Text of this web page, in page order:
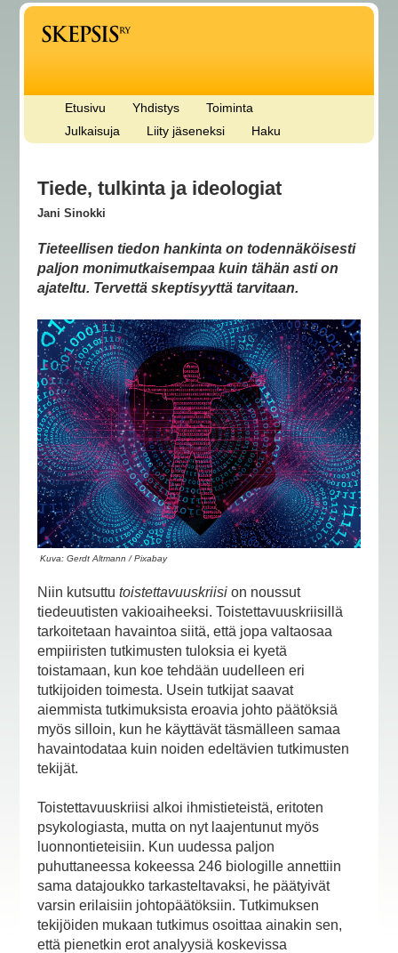
Etusivu Yhdistys
Toiminta
Julkaisuja
Liity jäseneksi Haku
Tiede, tulkinta ja ideologiat
Jani Sinokki
Tieteellisen tiedon hankinta on todennäköisesti
paljon monimutkaisempaa kuin tähän asti on
ajateltu. Tervettä skeptisyyttä tarvitaan.
Kuva: Gerdt Altmann / Pixabay
Niin kutsuttutoistettavuuskriisi on noussut
tiedeuutisten vakioaiheeksi. Toistettavuuskriisillä
tarkoitetaan havaintoa siitä, että jopa valtaosaa
empiiristen tutkimusten tuloksia ei kyetä
toistamaan, kun koe tehdään uudelleen eri
tutkijoiden toimesta. Usein tutkijat saavat
aiemmista tutkimuksista eroavia johto päätöksiä
myös silloin, kun he käyttävät täsmälleen samaa
havaintodataa kuin noiden edeltävien tutkimusten
tekijät.
Toistettavuuskriisi alkoi ihmistieteistä, eritoten
psykologiasta, mutta on nyt laajentunut myös
luonnontieteisiin. Kun uudessa paljon
puhuttaneessa kokeessa 246 biologille annettiin
sama datajoukko tarkasteltavaksi, he päätyivät
varsin erilaisiin johtopäätöksiin. Tutkimuksen
tekijöiden mukaan tutkimus osoittaa ainakin sen,
että pienetkin erot analyysiä koskevissa